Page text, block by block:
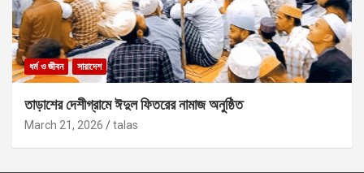
ধর্ম ও জীবন সারাদেশ
তাড়াশের দেশীগ্রামে ঈদুল ফিতরের নামাজ অনুষ্ঠিত
March 21, 2026 talas